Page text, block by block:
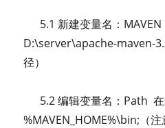
5.1 新建变量名：MAVEN
D:\server\apache-maven-
径）
5.2 编辑变量名：Path 在
%MAVEN_HOME%\bin;（